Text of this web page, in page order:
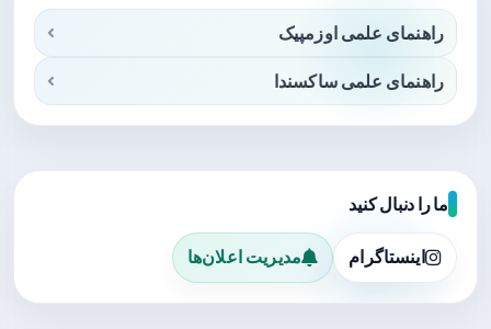
راهنمای علمی اوزمپیک
راهنمای علمی ساکسندا
ما را دنبال کنید
اینستاگرام مدیریت اعلان‌ها